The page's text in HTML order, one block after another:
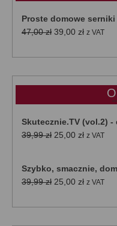
Proste domowe serniki
47,00zł Pierwotna
wynosiła:
39,00 złAktualna
wynosi:
z VAT
Skutecznie.TV (vol.2) -
39,99zł Pierwotna
39,99 zł.
25,00 złAktualna
25,00 zł.
z VAT
Szybko, smacznie,
39,99zł Pierwotna
wynosiła:
25,00 złAktualna
wynosi:
z VAT